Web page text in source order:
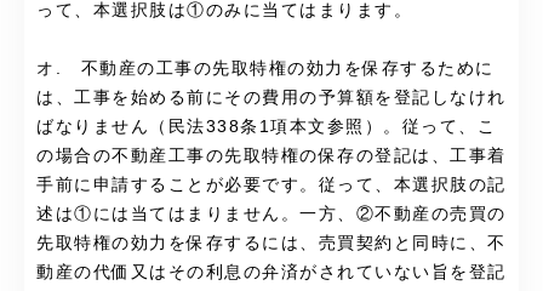
って、本選択肢は①のみに当てはまります。
オ. 不動産の工事の先取特権の効力を保存するために
は、工事を始める前にその費用の予算額を登記しなけれ
ばなりません（民法338条1項本文参照）。従って、こ
の場合の不動産工事の先取特権の保存の登記は、工事着
手前に申請することが必要です。従って、本選択肢の記
述は①には当てはまりません。一方、②不動産の売買の
先取特権の効力を保存するには、売買契約と同時に、不
動産の代価又はその利息の弁済がされていない旨を登記